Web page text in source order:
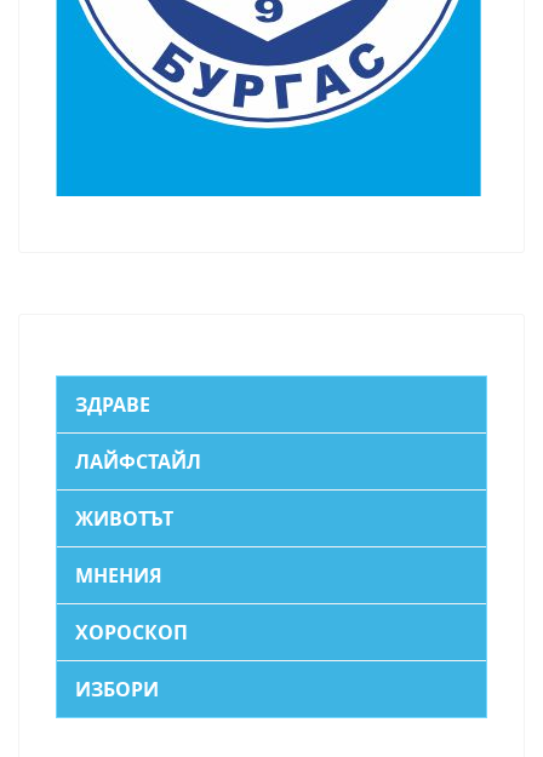
ЗДРАВЕ
ЛАЙФСТАЙЛ
ЖИВОТЪТ
МНЕНИЯ
ХОРОСКОП
ИЗБОРИ